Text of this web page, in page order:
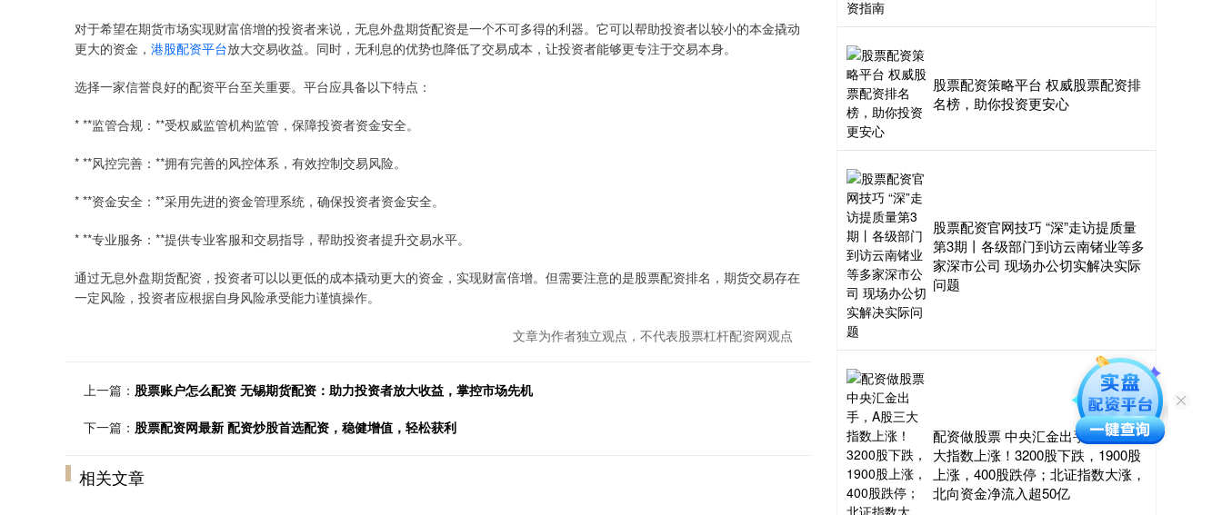
对于希望在期货市场实现财富倍增的投资者来说，无息外盘期货配资是一个不可多得的利器。它可以帮助投资者以较小的本金撬动
更大的资金， 港股配资平台放大交易收益。同时，无利息的优势也降低了交易成本，让投资者能够更专注于交易本身。
选择一家信誉良好的配资平台至关重要。平台应具备以下特点：
* **监管合规：**受权威监管机构监管，保障投资者资金安全。
* **风控完善：**拥有完善的风控体系，有效控制交易风险。
* **资金安全：**采用先进的资金管理系统，确保投资者资金安全。
* **专业服务：**提供专业客服和交易指导，帮助投资者提升交易水平。
通过无息外盘期货配资，投资者可以以更低的成本撬动更大的资金，实现财富倍增。但需要注意的是股票配资排名，期货交易存在
一定风险，投资者应根据自身风险承受能力谨慎操作。
文章为作者独立观点，不代表股票杠杆配资网观点
上一篇： 股票账户怎么配资 无锡期货配资：助力投资者放大收益，掌控市场先机
下一篇： 股票配资网最新 配资炒股首选配资，稳健增值，轻松获利
相关文章
股票配资策略平台 权威股票配资排
名榜，助你投资更安心
股票配资官网技巧 “深”走访提质量
第3期丨各级部门到访云南锗业等多
家深市公司 现场办公切实解决实际
问题
配资做股票 中央汇金出手，A股三
大指数上涨！3200股下跌，1900股
上涨，400股跌停；北证指数大涨，
北向资金净流入超50亿